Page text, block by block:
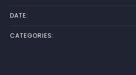
DATE:
CATEGORIES: